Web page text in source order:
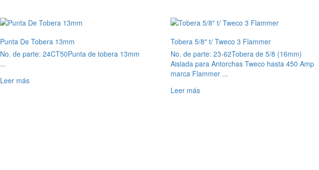
Punta De Tobera 13mm
No. de parte: 24CT50Punta de tobera 13mm
...
Leer más
Tobera 5/8″ t/ Tweco 3 Flammer
No. de parte: 23-62Tobera de 5/8 (16mm)
Aislada para Antorchas Tweco hasta 450 Amp
marca Flammer ...
Leer más